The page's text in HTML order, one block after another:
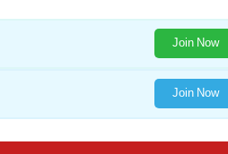
Join Now
Join Now